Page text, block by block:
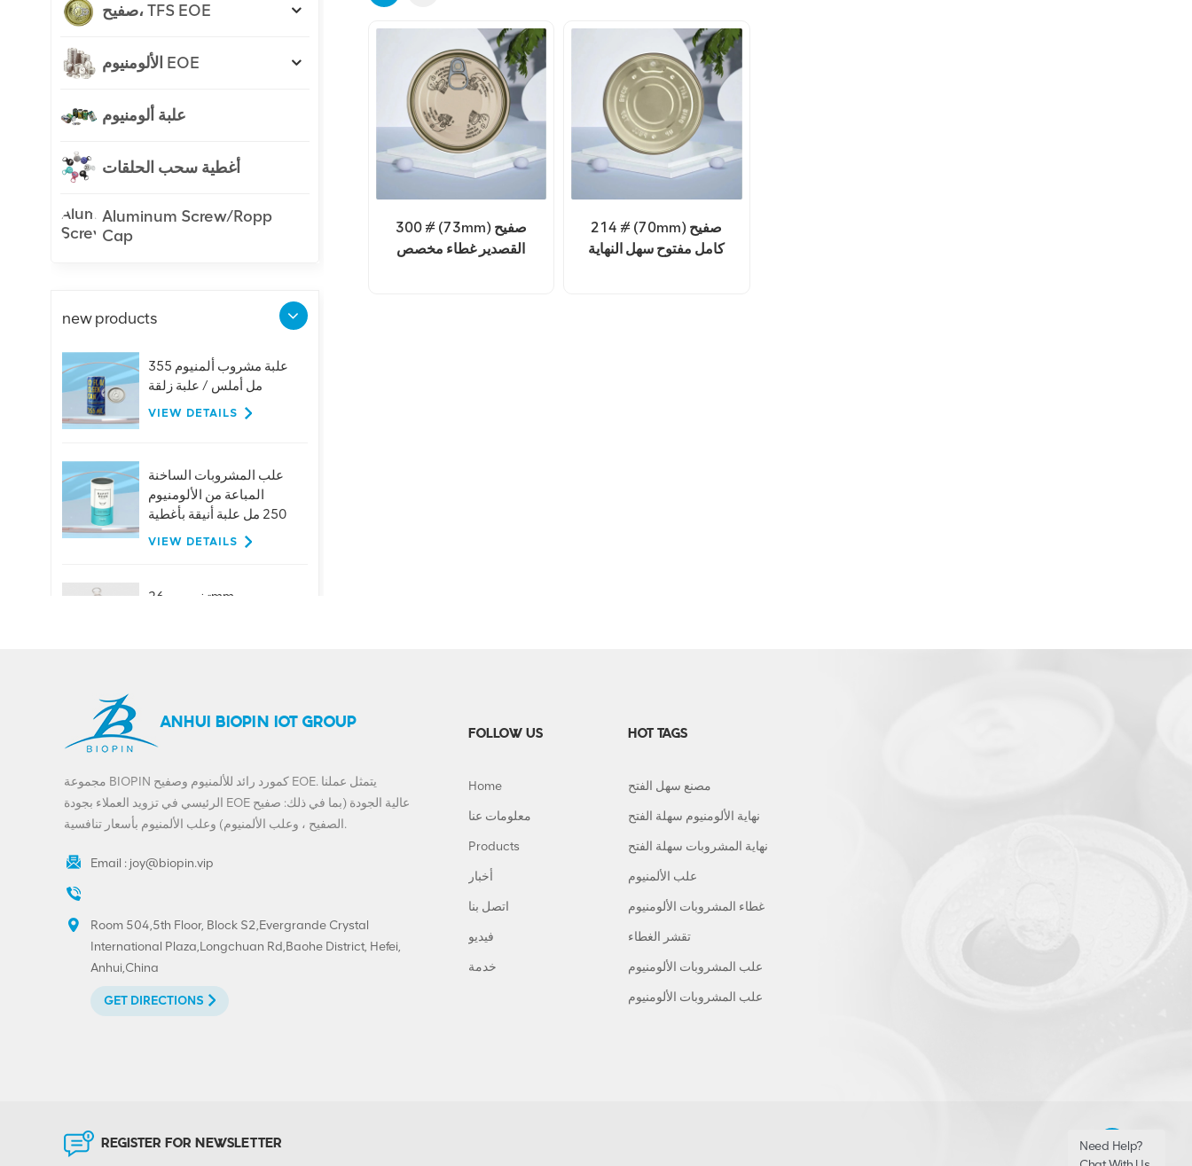
300 # (73mm) صفيح
القصدير غطاء مخصص
214 # (70mm) صفيح
كامل مفتوح سهل النهاية
صفيح، TFS EOE
الألومنيوم EOE
علبة ألومنيوم
أغطية سحب الحلقات
Aluminum Screw/Ropp
Cap
new products
علبة مشروب ألمنيوم 355
مل أملس / علبة زلقة
VIEW DETAILS
علب المشروبات الساخنة
المباعة من الألومنيوم
250 مل علبة أنيقة بأغطية
VIEW DETAILS
تخصيص 26mm
حار بيع 401 # 99mm
الألومنيوم سهلة الفتح
المباشر
VIEW DETAILS
ينتهي-200-SOT-LOE
تقشر نهاية
VIEW DETAILS
ANHUI BIOPIN IOT GROUP
مجموعة BIOPIN كمورد رائد للألمنيوم وصفيح EOE. يتمثل عملنا
الرئيسي في تزويد العملاء بجودة EOE عالية الجودة (بما في ذلك: صفيح
الصفيح ، وعلب الألمنيوم) وعلب الألمنيوم بأسعار تنافسية.
Email : joy@biopin.vip
Room 504,5th Floor, Block S2,Evergrande Crystal
International Plaza,Longchuan Rd,Baohe District, Hefei,
Anhui,China
GET DIRECTIONS
FOLLOW US
Home
معلومات عنا
Products
أخبار
اتصل بنا
فيديو
خدمة
HOT TAGS
مصنع سهل الفتح
نهاية الألومنيوم سهلة الفتح
نهاية المشروبات سهلة الفتح
علب الألمنيوم
غطاء المشروبات الألومنيوم
تقشر الغطاء
علب المشروبات الألومنيوم
علب المشروبات الألومنيوم
REGISTER FOR NEWSLETTER
Need Help?